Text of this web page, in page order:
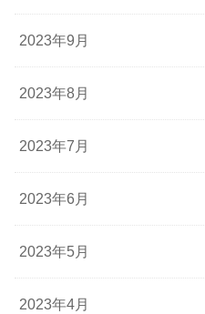
2023年9月
2023年8月
2023年7月
2023年6月
2023年5月
2023年4月